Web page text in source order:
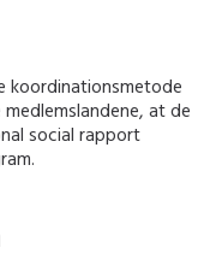
koordinationsmetode
at de
social rapport